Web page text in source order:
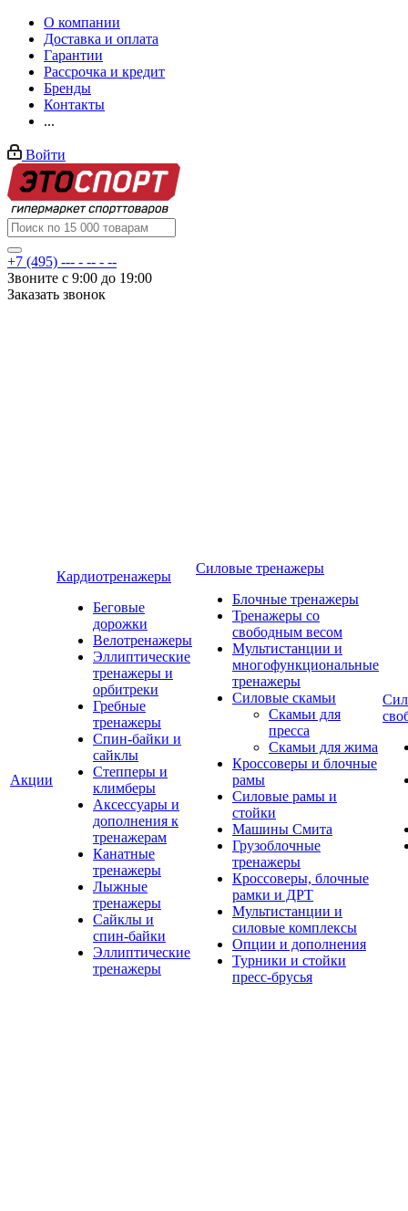
О компании
Доставка и оплата
Гарантии
Рассрочка и кредит
Бренды
Контакты
...
Войти
+7 (495) --- - -- - --
Звоните с 9:00 до 19:00
Заказать звонок
Акции
Кардиотренажеры
Беговые
дорожки
Велотренажеры
Эллиптические
тренажеры и
орбитреки
Гребные
тренажеры
Спин-байки и
сайклы
Степперы и
климберы
Аксессуары и
дополнения к
тренажерам
Канатные
тренажеры
Лыжные
тренажеры
Сайклы и
спин-байки
Эллиптические
тренажеры
Силовые тренажеры
Блочные тренажеры
Тренажеры со
свободным весом
Мультистанции и
многофункциональные
тренажеры
Силовые скамьи
Скамьи для
пресса
Скамьи для жима
Кроссоверы и блочные
рамы
Силовые рамы и
стойки
Машины Смита
Грузоблочные
тренажеры
Кроссоверы, блочные
рамки и ДРТ
Мультистанции и
силовые комплексы
Опции и дополнения
Турники и стойки
пресс-брусья